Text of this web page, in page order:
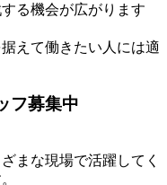
る機会が広がります
えて働きたい人には適
フ募集中
まな現場で活躍してく